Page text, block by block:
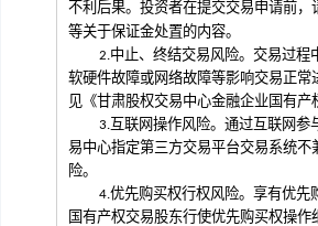
不利后果。投资者在提交交易申请前，
等关于保证金处置的内容。
2.中止、终结交易风险。 交易过程
软硬件故障或网络故障等影响交易正常
见 《甘肃股权交易中心金融企业国有产
3.互联网操作风险。通过互联网参
易中心指定第三方交易平台交易系统不
险。
4.优先购买权行权风险。享有优先
国有产权交易股东行使优先购买权操作